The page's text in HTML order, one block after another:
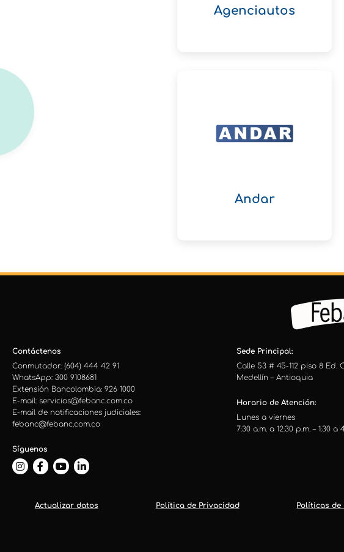
Agenciautos
Andar
Contáctenos
Conmutador: (604) 444 42 91
WhatsApp: 300 9108681
Extensión Bancolombia: 926 1000
E-mail: servicios@febanc.com.co
E-mail de notificaciones judiciales:
febanc@febanc.com.co
Síguenos
Sede Principal:
Calle 53 # 45-112 piso 8 Ed.
Medellín – Antioquia
Horario de Atención:
Lunes a viernes
7:30 a.m. a 12:30 p.m. – 1:30 a
Actualizar datos Política de Privacidad Políticas de